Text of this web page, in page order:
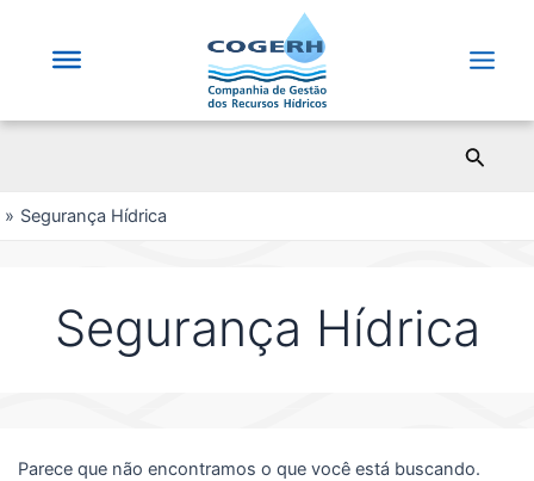
Segurança Hídrica
Segurança Hídrica
Parece que não encontramos o que você está buscando.